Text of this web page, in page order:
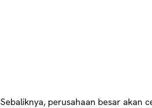
Sebaliknya, perusahaan besar akan